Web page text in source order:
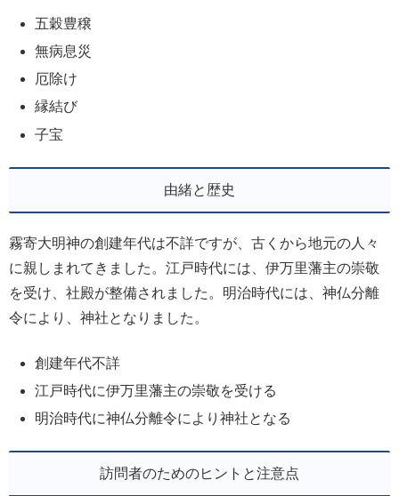
五穀豊穣
無病息災
厄除け
縁結び
子宝
由緒と歴史
霧寄大明神の創建年代は不詳ですが、古くから地元の人々
に親しまれてきました。江戸時代には、伊万里藩主の崇敬
を受け、社殿が整備されました。明治時代には、神仏分離
令により、神社となりました。
創建年代不詳
江戸時代に伊万里藩主の崇敬を受ける
明治時代に神仏分離令により神社となる
訪問者のためのヒントと注意点